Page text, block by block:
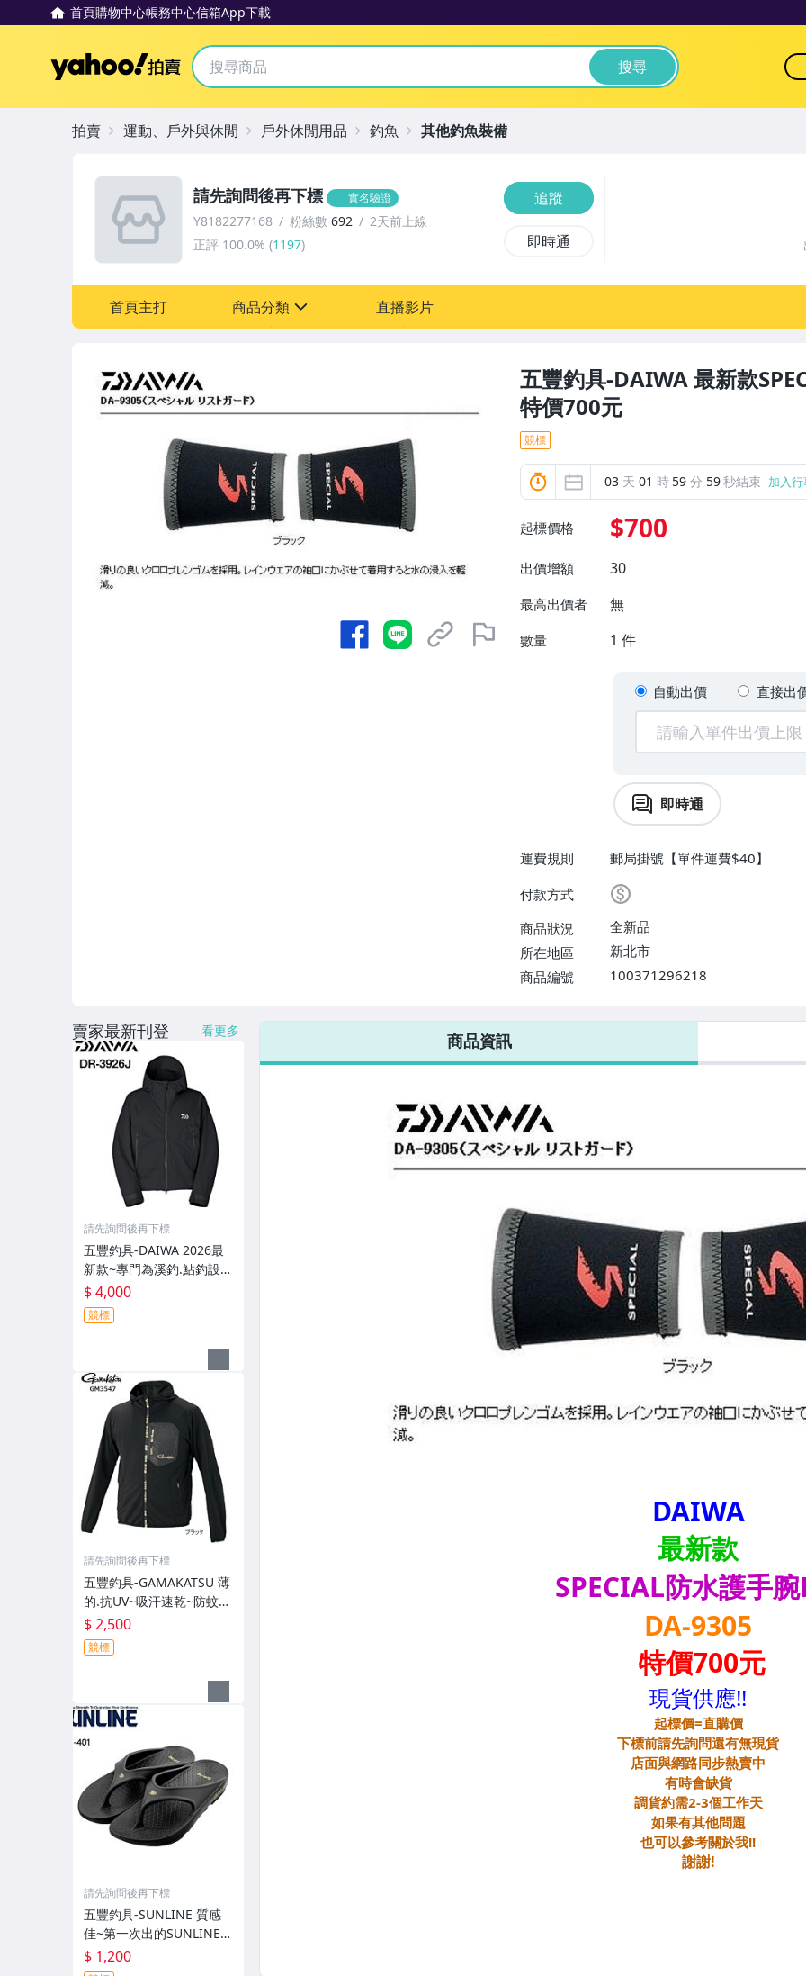
首頁購物中心帳務中心信箱App下載
Yahoo拍賣 搜尋
五豐釣具-DAIWA 最新款
特價700元
競標
03 天 01 時 59 分 58秒結束 加入
起標價格 $700
出價增額 30
最高出價者 無
數量 1 件
自動出價 直接出
即時通
運費規則
郵局掛號【單件運費$40】
付款方式
商品狀況
全新品
所在地區
新北市
商品編號
100371296218
請先詢問後再下標 實名驗證
Y8182277168 粉絲數 692
2天前上線
正評 100.0% (1197)
追蹤
即時通
首頁主打 商品分類 直播影片
拍賣 運動、戶外與休閒 戶外休閒用品 釣魚 其他釣魚裝備
商品資訊
賣家最新刊登 看更多
請先詢問後再下標
五豐釣具-DAIWA 2026最
新款~專門為溪釣.鮎釣設計
的~輕便.薄的短版防水雨衣
DR-3926J外套特價4000元
$ 4,000
競標
請先詢問後再下標
五豐釣具-GAMAKATSU 薄
的.抗UV~吸汗速乾~防蚊~
有伸縮彈性付帽防曬外套
GM-3547 特價2000元
$ 2,500
競標
請先詢問後再下標
五豐釣具-SUNLINE 質感
佳~第一次出的SUNLINE金
獅子人字夾腳拖鞋SUS-40
1特價1200元
$ 1,200